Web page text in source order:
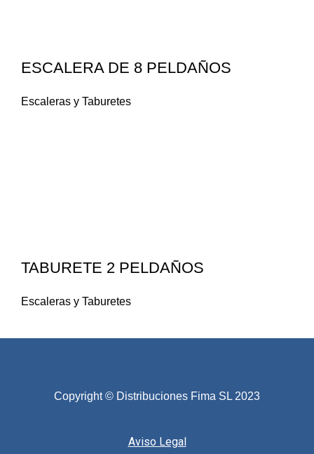
ESCALERA DE 8 PELDAÑOS
Escaleras y Taburetes
TABURETE 2 PELDAÑOS
Escaleras y Taburetes
Copyright © Distribuciones Fima SL 2023
Aviso Legal